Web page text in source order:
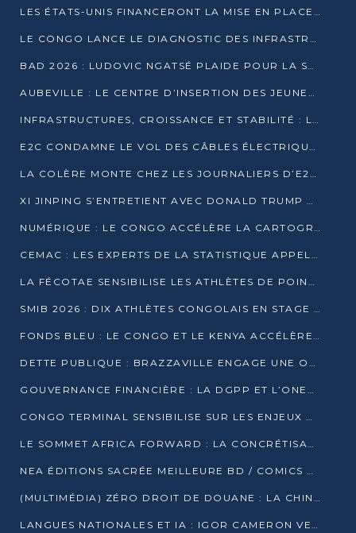
LES ÉTATS-UNIS FINANCERONT LA MISE EN PLACE DE JUSQU’À 50 CLINIQUES DE LUTTE CONTRE L’EBOLA
LE CONGO LANCE LE DIAGNOSTIC DES INFRASTRUCTURES SPORTIVES DU COMPLEXE DE KINTÉLÉ
BAD 2026 : LUDOVIC NGATSÉ PLAIDE POUR LA SOUVERAINETÉ FINANCIÈRE AFRICAINE
AUBEVILLE : LE CENTRE D’INSERTION DES JEUNES PRÊT À OUVRIR SES PORTES
INFRASTRUCTURES, CROISSANCE ET STABILITÉ : LA GUINÉE AFFÛTE SES AMBITIONS
E2C CONDAMNE LE VOL DES CÂBLES ÉLECTRIQUES APRÈS UNE VIDÉO VIRALE
LA COLÈRE MONTE CHEZ LES JOURNALIERS D’E2C QUI DÉNONCENT 20 ANS DE PRÉCARITÉ
XI JINPING S’ENTRETIENT AVEC DONALD TRUMP À BEIJING
NUMÉRIQUE : LE CONGO ACCÉLÈRE LA CARTOGRAPHIE DE SES INFRASTRUCTURES DIGITALES
CEMAC : LES EXPERTS DE LA STATISTIQUE APPELLENT À RENFORCER LA SÉCURISATION DES DONNÉES
LA FÉCOTAE SENSIBILISE LES ATHLÈTES DE POINTE-NOIRE À L’HYGIÈNE ALIMENTA
SMIB 2026 : DIX ATHLÈTES CONGOLAIS EN STAGE AU KENYA
FONDS BLEU : LE CONGO ET LE KENYA ACCÉLÈRENT LA MOBILISATION DES FINANCEMENTS
DETTE PUBLIQUE : BRAZZAVILLE ENGAGE UNE OPÉRATION DE RACHAT DE 575 MILLIONS DE DOLLARS
GOUVERNANCE FINANCIÈRE : LA DGPP ET L’ONEC-C VERS UN PARTENARIAT POUR ASSAINIR LES ENTREPRISES PUBLIQUES
CONGO TERMINAL SENSIBILISE SUR LES ENJEUX DE LA SANTÉ MENTALE EN
LE SOMMET AFRICA FORWARD : LA CONCRÉTISATION DE PARTENARIATS ÉQUILIBRÉS ET TOURNÉS VERS L’AVENIR ENTRE LE CONTINENT AFRICAIN ET LA FRANCE
NEA ÉDITIONS SACRÉE MEILLEURE BD / COMICS D’AFRIQUE AU KENYA
(MULTIMÉDIA) ZÉRO DROIT DE DOUANE : LA CHINE ET L’AFRIQUE VERS UNE PROXIMITÉ SANS PRÉCÉDENT (PAPIER GÉNÉRAL)
LANGUES NATIONALES ET IA : IGOR CAMERON VEUT ARRIMER LA STRATÉGIE IA À LA LOI SUR LA RECHERCHE